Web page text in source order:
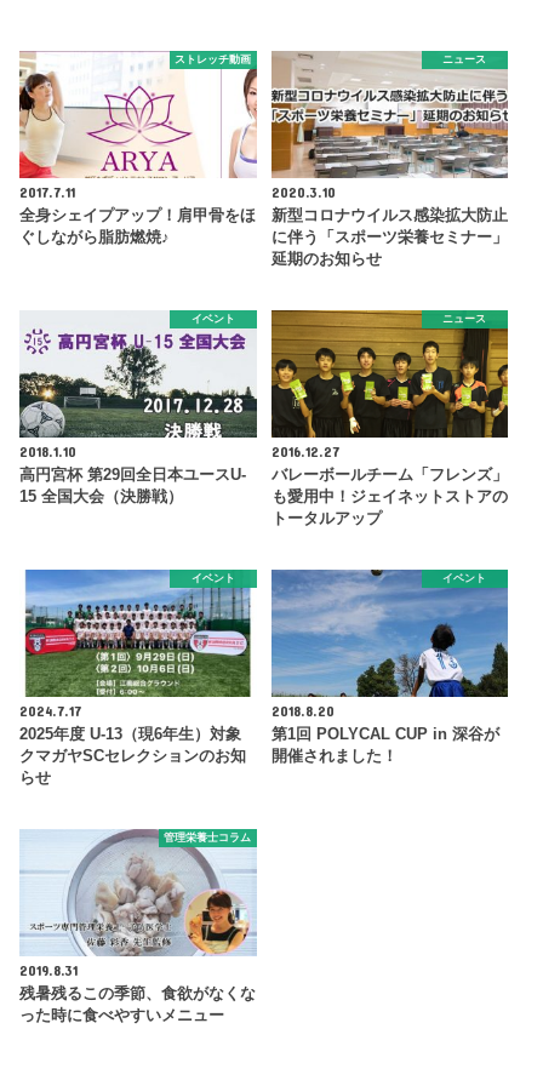
ストレッチ動画
2017.7.11
全身シェイプアップ！肩甲骨をほ
ぐしながら脂肪燃焼♪
ニュース
2020.3.10
新型コロナウイルス感染拡大防止
に伴う「スポーツ栄養セミナー」
延期のお知らせ
イベント
2018.1.10
高円宮杯 第29回全日本ユースU-
15 全国大会（決勝戦）
ニュース
2016.12.27
バレーボールチーム「フレンズ」
も愛用中！ジェイネットストアの
トータルアップ
イベント
2024.7.17
2025年度 U-13（現6年生）対象
クマガヤSCセレクションのお知
らせ
イベント
2018.8.20
第1回 POLYCAL CUP in 深谷が
開催されました！
管理栄養士コラム
2019.8.31
残暑残るこの季節、食欲がなくな
った時に食べやすいメニュー